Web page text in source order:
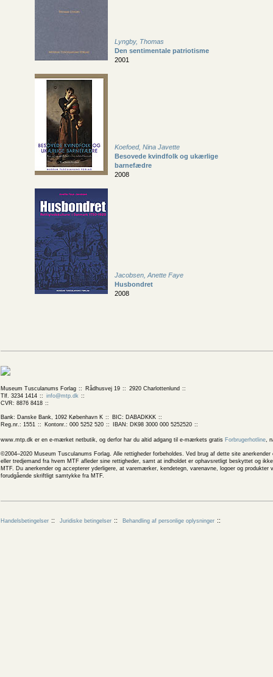
Lyngby, Thomas
Den sentimentale patriotisme
2001
Koefoed, Nina Javette
Besovede kvindfolk og ukærlige
barnefædre
2008
Jacobsen, Anette Faye
Husbondret
2008
Museum Tusculanums Forlag Rådhusvej 19
2920 Charlottenlund
Tlf. 3234 1414
info@mtp.dk
CVR: 8876 8418
Bank: Danske Bank, 1092 København K
BIC: DABADKKK
Reg.nr.: 1551
Kontonr.: 000 5252 520 IBAN: DK98 3000 000 5252520
www.mtp.dk er en e-mærket netbutik, og derfor har du altid adgang til e-mærkets gratis Forbrugerhotline,
©2004–2020 Museum Tusculanums Forlag. Alle rettigheder forbeholdes. Ved brug af dette site
eller tredjemand fra hvem MTF afleder sine rettigheder, samt at indholdet er ophavsretligt beskyttet og
MTF. Du anerkender og accepterer yderligere, at varemærker, kendetegn, varenavne, logoer og
forudgående skriftligt samtykke fra MTF.
Handelsbetingelser Juridiske betingelser Behandling af personlige oplysninger